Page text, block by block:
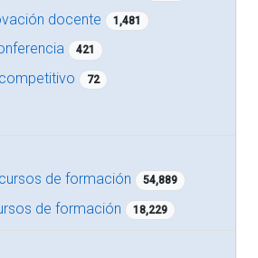
docente 1,481
421
72
de formación
54,889
de formación 18,229